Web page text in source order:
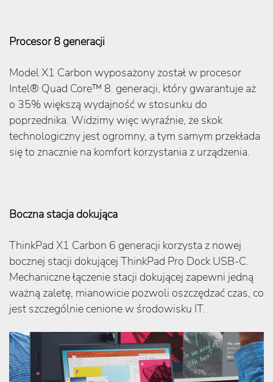
Procesor 8 generacji
Model X1 Carbon wyposażony został w procesor
Intel® Quad Core™ 8. generacji, który gwarantuje aż
o 35% większą wydajność w stosunku do
poprzednika. Widzimy więc wyraźnie, że skok
technologiczny jest ogromny, a tym samym przekłada
się to znacznie na komfort korzystania z urządzenia.
Boczna stacja dokująca
ThinkPad X1 Carbon 6 generacji korzysta z nowej
bocznej stacji dokującej ThinkPad Pro Dock USB-C.
Mechaniczne łączenie stacji dokującej zapewni jedną
ważną zaletę, mianowicie pozwoli oszczędzać czas, co
jest szczególnie cenione w środowisku IT.